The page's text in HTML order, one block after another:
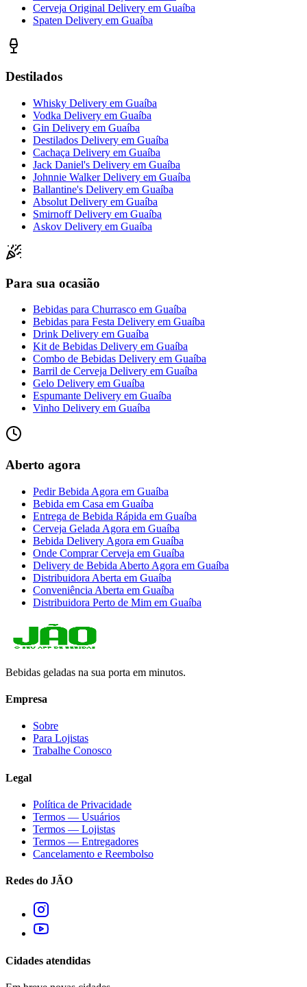
Cerveja Original Delivery em Guaíba
Spaten Delivery em Guaíba
Destilados
Whisky Delivery em Guaíba
Vodka Delivery em Guaíba
Gin Delivery em Guaíba
Destilados Delivery em Guaíba
Cachaça Delivery em Guaíba
Jack Daniel's Delivery em Guaíba
Johnnie Walker Delivery em Guaíba
Ballantine's Delivery em Guaíba
Absolut Delivery em Guaíba
Smirnoff Delivery em Guaíba
Askov Delivery em Guaíba
Para sua ocasião
Bebidas para Churrasco em Guaíba
Bebidas para Festa Delivery em Guaíba
Drink Delivery em Guaíba
Kit de Bebidas Delivery em Guaíba
Combo de Bebidas Delivery em Guaíba
Barril de Cerveja Delivery em Guaíba
Gelo Delivery em Guaíba
Espumante Delivery em Guaíba
Vinho Delivery em Guaíba
Aberto agora
Pedir Bebida Agora em Guaíba
Bebida em Casa em Guaíba
Entrega de Bebida Rápida em Guaíba
Cerveja Gelada Agora em Guaíba
Bebida Delivery Agora em Guaíba
Onde Comprar Cerveja em Guaíba
Delivery de Bebida Aberto Agora em Guaíba
Distribuidora Aberta em Guaíba
Conveniência Aberta em Guaíba
Distribuidora Perto de Mim em Guaíba
Bebidas geladas na sua porta em minutos.
Empresa
Sobre
Para Lojistas
Trabalhe Conosco
Legal
Política de Privacidade
Termos — Usuários
Termos — Lojistas
Termos — Entregadores
Cancelamento e Reembolso
Redes do JÃO
Cidades atendidas